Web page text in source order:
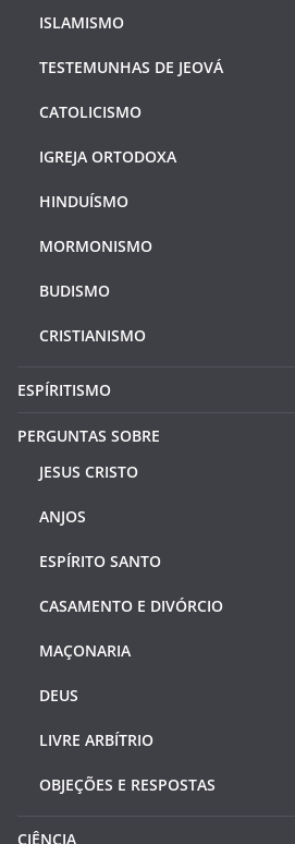
ISLAMISMO
TESTEMUNHAS DE JEOVÁ
CATOLICISMO
IGREJA ORTODOXA
HINDUÍSMO
MORMONISMO
BUDISMO
CRISTIANISMO
ESPÍRITISMO
PERGUNTAS SOBRE
JESUS CRISTO
ANJOS
ESPÍRITO SANTO
CASAMENTO E DIVÓRCIO
MAÇONARIA
DEUS
LIVRE ARBÍTRIO
OBJEÇÕES E RESPOSTAS
CIÊNCIA